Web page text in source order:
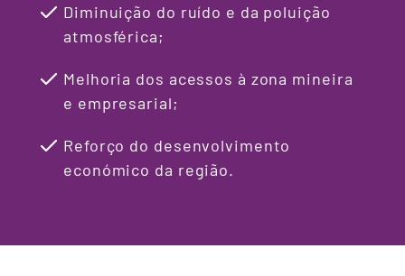
Diminuição do ruído e da poluição
atmosférica;
Melhoria dos acessos à zona mineira
e empresarial;
Reforço do desenvolvimento
económico da região.